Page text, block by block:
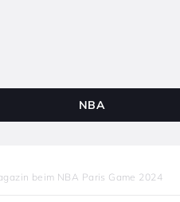
NBA
beim NBA Paris Game 2024